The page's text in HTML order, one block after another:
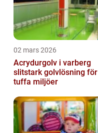
02 mars 2026
Acrydurgolv i varberg
slitstark golvlösning för
tuffa miljöer